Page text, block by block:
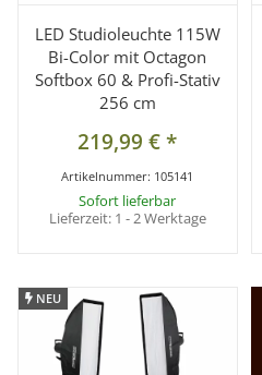
LED Studioleuchte 115W
Bi-Color mit Octagon
Softbox 60 & Profi-Stativ
256 cm
219,99 €*
Artikelnummer: 105141
Sofort lieferbar
Lieferzeit: 1 - 2 Werktage
NEU
NEU